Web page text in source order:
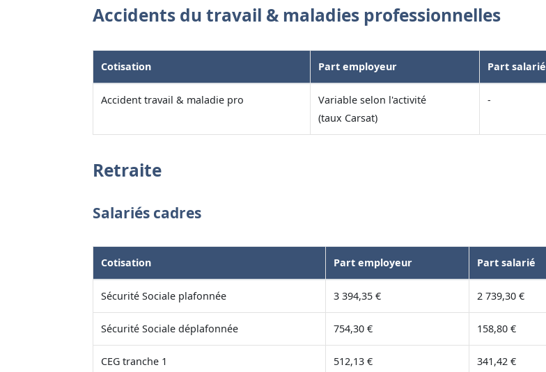
Accidents du travail & maladies professionnelles
Cotisation Part employeur Part salarié
Accident travail & maladie pro
Variable selon l'activité
(taux Carsat)
-
Retraite
Salariés cadres
Cotisation Part employeur Part salarié
Sécurité Sociale plafonnée 3 394,35 € 2 739,30 €
Sécurité Sociale déplafonnée 754,30 € 158,80 €
CEG tranche 1 512,13 € 341,42 €